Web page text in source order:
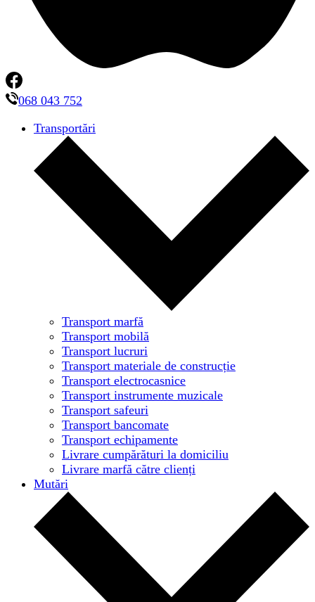
068 043 752
Transportări
Transport marfă
Transport mobilă
Transport lucruri
Transport materiale de construcție
Transport electrocasnice
Transport instrumente muzicale
Transport safeuri
Transport bancomate
Transport echipamente
Livrare cumpărături la domiciliu
Livrare marfă către clienți
Mutări